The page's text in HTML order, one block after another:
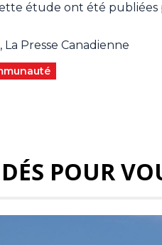
étude ont été
Presse Canadienne
POUR